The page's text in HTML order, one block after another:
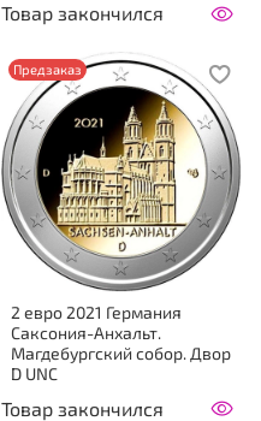
Товар закончился
Предзаказ
2 евро 2021 Германия
Саксония-Анхальт.
Магдебургский собор. Двор
D UNC
Товар закончился